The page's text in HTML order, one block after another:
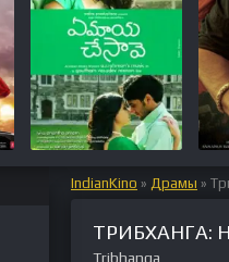
IndianKino » Драмы »
ТРИБХАНГА:
Tribhanga